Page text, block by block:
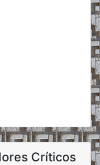
Críticos